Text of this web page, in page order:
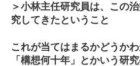
＞小林主任研究員は、この
究してきたということ
これが当てはまるかどうか
「構想何十年」とかいう研